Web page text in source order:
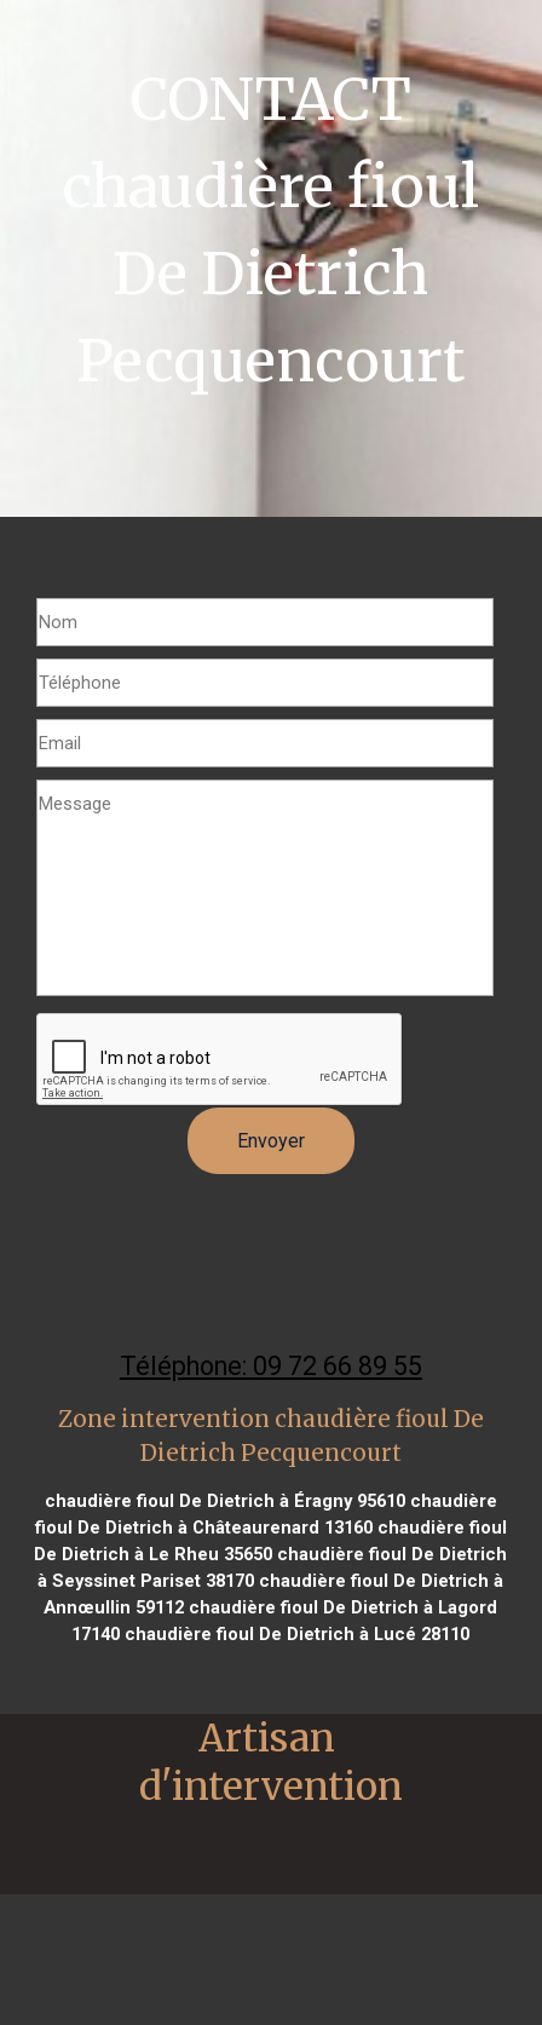
CONTACT
chaudière fioul
De Dietrich
Pecquencourt
Téléphone: 09 72 66 89 55
Zone intervention chaudière fioul De
Dietrich Pecquencourt
chaudière fioul De Dietrich à Éragny 95610chaudière
fioul De Dietrich à Châteaurenard 13160chaudière fioul
De Dietrich à Le Rheu 35650 chaudière fioul De Dietrich
à Seyssinet Pariset 38170 chaudière fioul De Dietrich à
Annœullin 59112 chaudière fioul De Dietrich à Lagord
17140 chaudière fioul De Dietrich à Lucé 28110
Artisan
d'intervention